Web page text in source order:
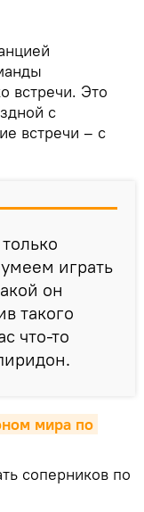
встречи. Это
с
встречи – с
играть
он
такого
что-то
мира по
соперников по